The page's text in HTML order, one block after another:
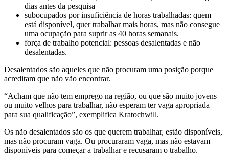
dias antes da pesquisa
subocupados por insuficiência de horas trabalhadas: quem
está disponível, quer trabalhar mais horas, mas não consegue
uma ocupação para suprir as 40 horas semanais.
força de trabalho potencial: pessoas desalentadas e não
desalentadas.
Desalentados são aqueles que não procuram uma posição porque
acreditam que não vão encontrar.
“Acham que não tem emprego na região, ou que são muito jovens
ou muito velhos para trabalhar, não esperam ter vaga apropriada
para sua qualificação”, exemplifica Kratochwill.
Os não desalentados são os que querem trabalhar, estão disponíveis,
mas não procuram vaga. Ou procuraram vaga, mas não estavam
disponíveis para começar a trabalhar e recusaram o trabalho.